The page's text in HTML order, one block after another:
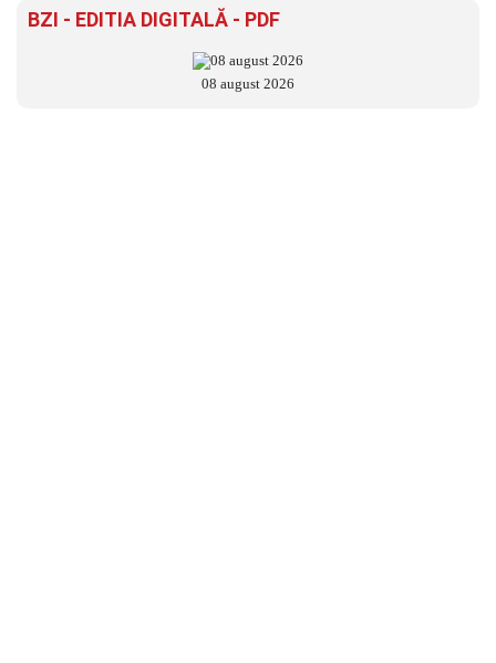
BZI - EDITIA DIGITALĂ - PDF
08 august 2026